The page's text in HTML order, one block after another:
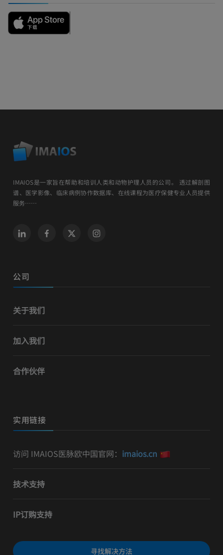
IMAIOS是一家旨在帮助和培训人类和动物护理人员的公司。 透过解剖图
谱、医学影像、临床病例协作数据库、在线课程为医疗保健专业人员提供
服务……
公司
关于我们
加入我们
合作伙伴
实用链接
访问 IMAIOS医脉欧中国官网： imaios.cn
技术支持
IP订购支持
寻找解决方法